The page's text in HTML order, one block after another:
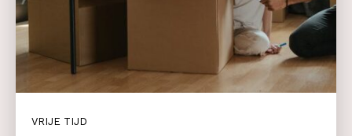
VRIJE TIJD